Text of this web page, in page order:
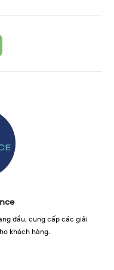
đầu, cung cấp các giải
khách hàng.